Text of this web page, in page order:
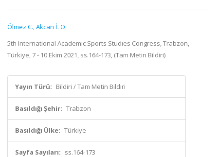
Ölmez C.,Akcan İ. O.
5th International Academic Sports Studıes Congress, Trabzon,
Türkiye, 7 - 10 Ekim 2021, ss.164-173, (Tam Metin Bildiri)
Yayın Türü: Bildiri / Tam Metin Bildiri
Basıldığı Şehir: Trabzon
Basıldığı Ülke: Türkiye
Sayfa Sayıları: ss.164-173